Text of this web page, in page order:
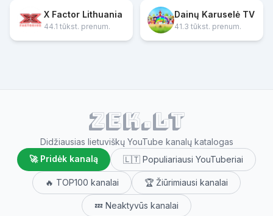
X Factor Lithuania
44.1 tūkst. prenum.
Dainų Karuselė TV
41.3 tūkst. prenum.
ZEK.lt
Didžiausias lietuviškų YouTube kanalų katalogas
🚀 Pridėk kanalą
🇱🇹 Populiariausi YouTuberiai
🔥 TOP100 kanalai 🏆 Žiūrimiausi kanalai
💤 Neaktyvūs kanalai